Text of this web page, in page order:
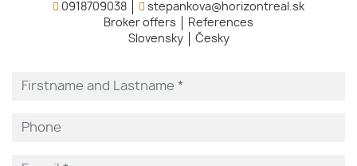
0918709038
stepankova@horizontreal.sk
Broker offers
References
Slovensky
Česky